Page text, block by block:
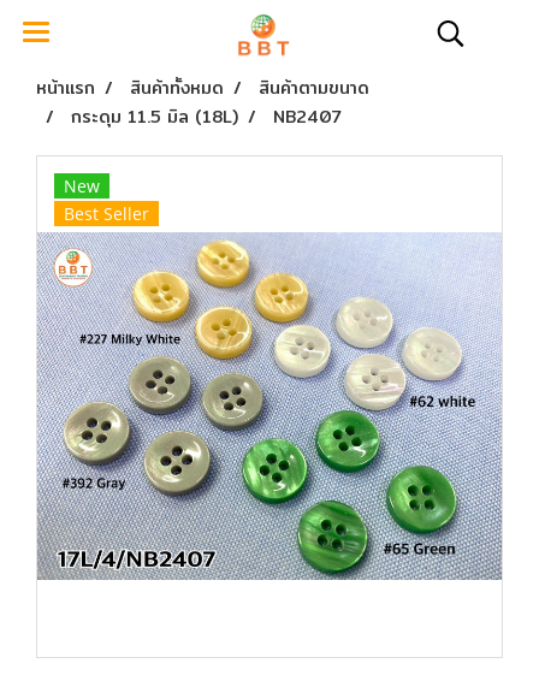
หน้าแรก สินค้าทั้งหมด
สินค้าตามขนาด
กระดุม 11.5 มิล (18L)
NB2407
New
Best Seller